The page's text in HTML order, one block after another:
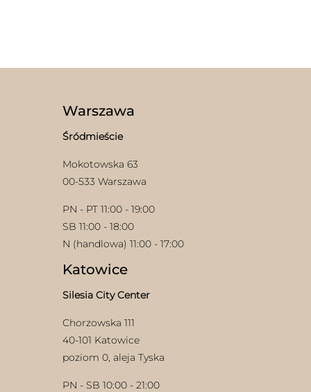
Warszawa
Śródmieście
Mokotowska 63
00-533 Warszawa
PN - PT 11:00 - 19:00
SB 11:00 - 18:00
N (handlowa) 11:00 - 17:00
Katowice
Silesia City Center
Chorzowska 111
40-101 Katowice
poziom 0, aleja Tyska
PN - SB 10:00 - 21:00